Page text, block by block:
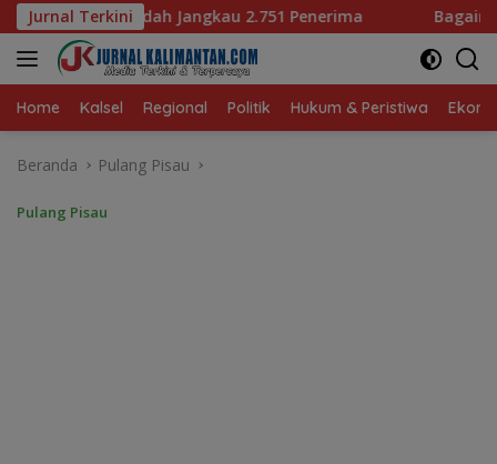
Langsung
ke
konten
Jurnal Terkini
2.751 Penerima Bagaimana KIP Hadapi Deepfake
Home Kalsel Regional Politik Hukum & Peristiwa
Beranda Pulang Pisau
Pulang Pisau